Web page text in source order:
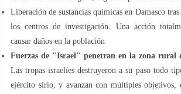
Liberación de sustancias químicas en Damasco
los centros de investigación. Una acción
causar daños en la población
Fuerzas de "Israel" penetran en la zona rural
Las tropas israelíes destruyeron a su paso todo
ejército sirio, y avanzan con múltiples objetivos,